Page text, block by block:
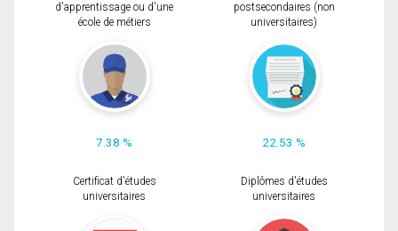
d'apprentissage ou d'une
école de métiers
7.38 %
postsecondaires (non
universitaires)
22.53 %
Certificat d'études
universitaires
Diplômes d'études
universitaires